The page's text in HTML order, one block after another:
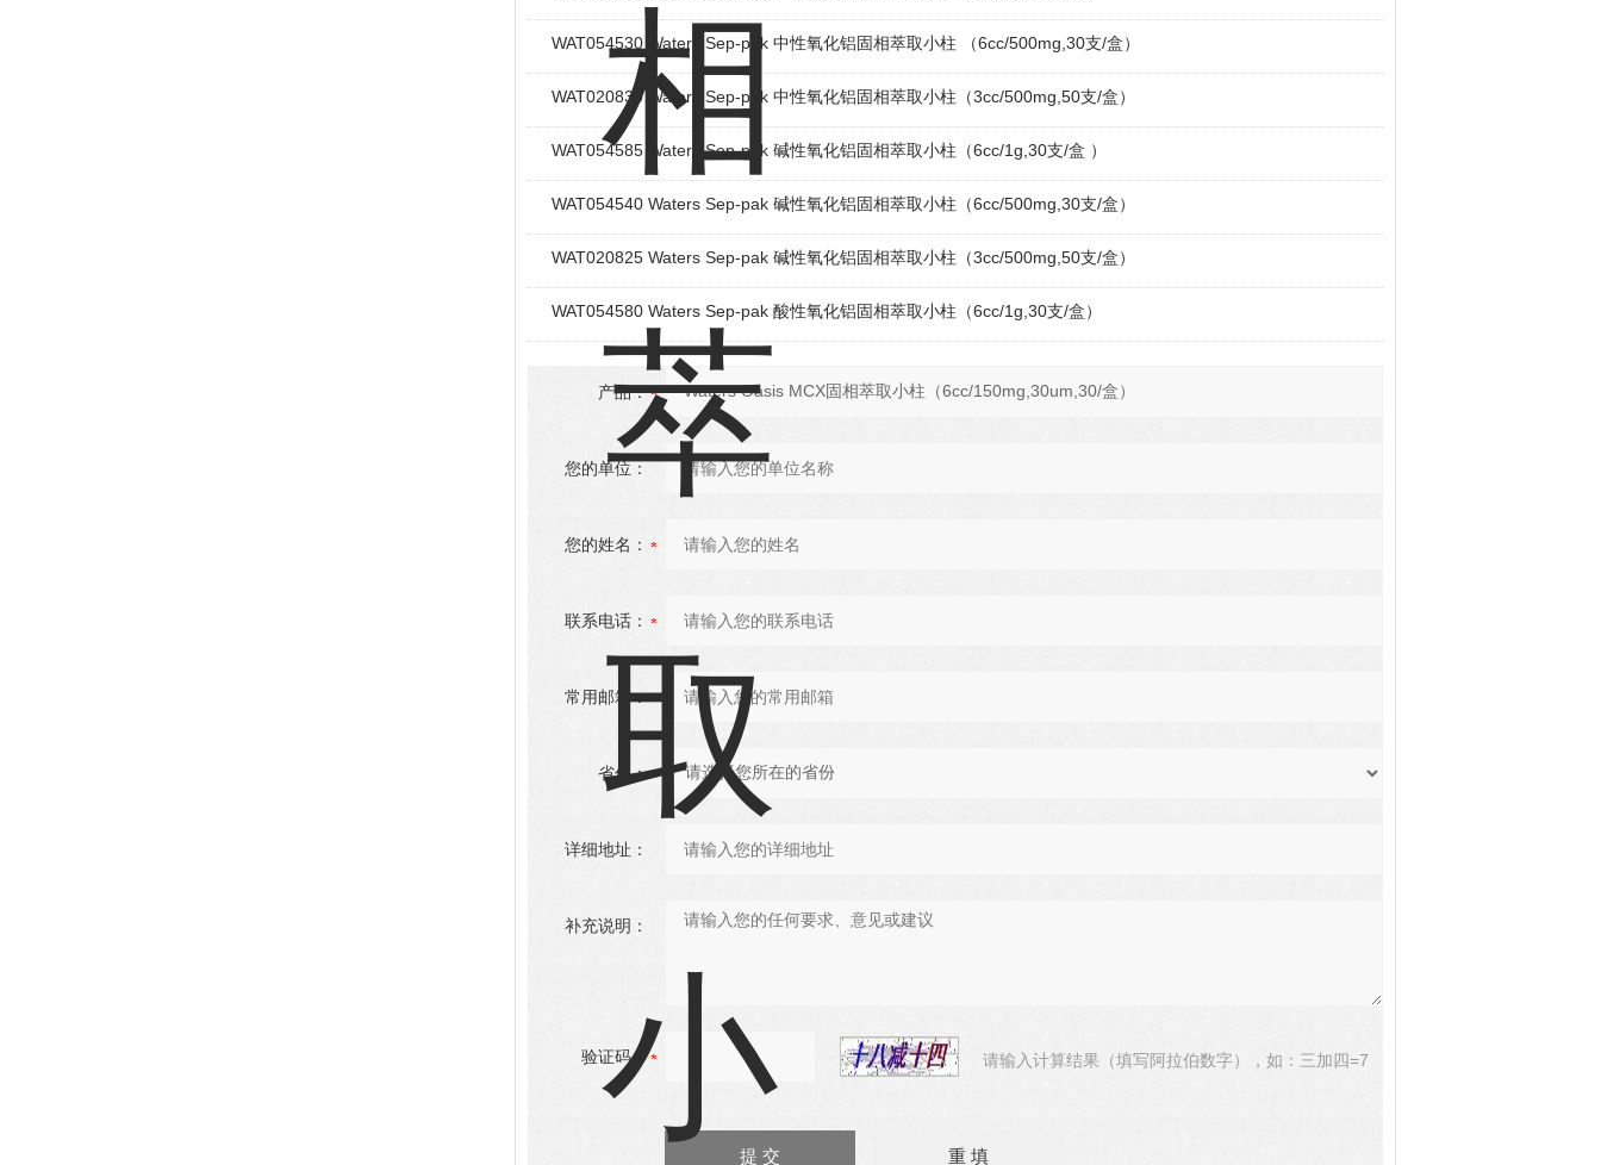
WAT054530 Waters Sep-pak 中性氧化铝固相萃取小柱 （6cc/500mg,30支/盒）
WAT020830 Waters Sep-pak 中性氧化铝固相萃取小柱（3cc/500mg,50支/盒）
WAT054585 Waters Sep-pak 碱性氧化铝固相萃取小柱（6cc/1g,30支/盒 ）
WAT054540 Waters Sep-pak 碱性氧化铝固相萃取小柱（6cc/500mg,30支/盒）
WAT020825 Waters Sep-pak 碱性氧化铝固相萃取小柱（3cc/500mg,50支/盒）
WAT054580 Waters Sep-pak 酸性氧化铝固相萃取小柱（6cc/1g,30支/盒）
产品：
您的单位：
您的姓名：
联系电话：
常用邮箱：
省份：
详细地址：
补充说明：
验证码： 请输入计算结果（填写阿拉伯数字），如：三加四=7